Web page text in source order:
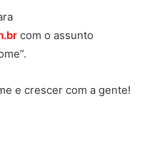
com o assunto
e crescer com a gente!